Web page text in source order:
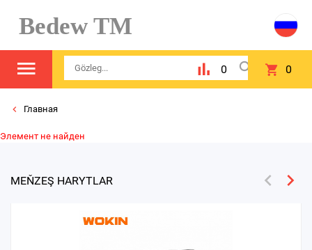
Bedew TM
0 0
Главная
Элемент не найден
MEŇZEŞ HARYTLAR